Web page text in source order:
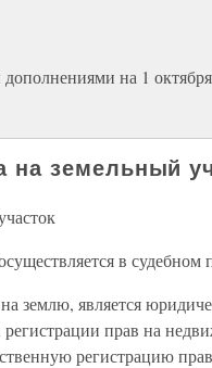
на 1
на земельный
в судебном
землю, является
прав на
регистрацию